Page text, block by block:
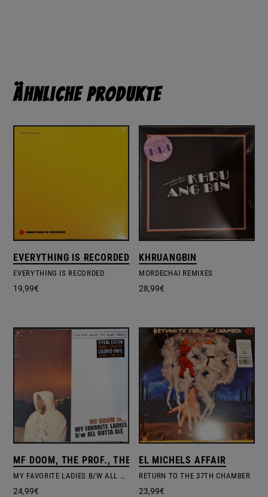
Ähnliche Produkte
EVERYTHING IS RECORDED
EVERYTHING IS RECORDED
19,99€
KHRUANGBIN
MORDECHAI REMIXES
28,99€
MF DOOM, THE PROF., THE SUPER VILLAIN
MY FAVORITE LADIES B/W ALL OUTTA ALE
24,99€
EL MICHELS AFFAIR
RETURN TO THE 37TH CHAMBER
23,99€